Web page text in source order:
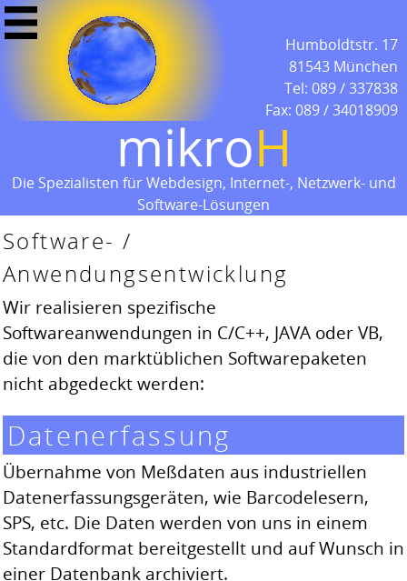
mikroH
Die Spezialisten für Webdesign, Internet-, Netzwerk- und
Software-Lösungen
Humboldtstr. 17
81543 München
Tel: 089 / 337838
Fax: 089 / 34018909
Software- /
Anwendungsentwicklung
Wir realisieren spezifische
Softwareanwendungen in C/C++, JAVA oder VB,
die von den marktüblichen Softwarepaketen
nicht abgedeckt werden:
Datenerfassung
Übernahme von Meßdaten aus industriellen
Datenerfassungsgeräten, wie Barcodelesern,
SPS, etc. Die Daten werden von uns in einem
Standardformat bereitgestellt und auf Wunsch in
einer Datenbank archiviert.